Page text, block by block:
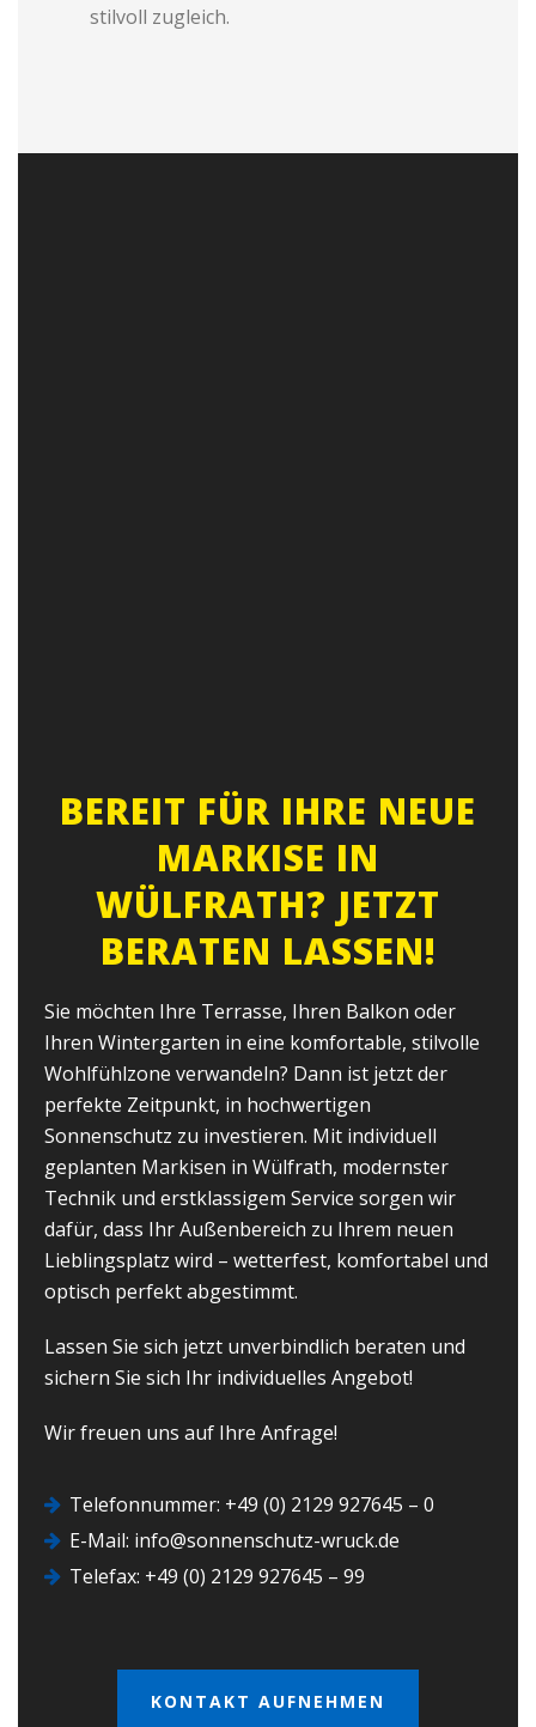
stilvoll zugleich.
BEREIT FÜR IHRE NEUE
MARKISE IN
WÜLFRATH? JETZT
BERATEN LASSEN!
Sie möchten Ihre Terrasse, Ihren Balkon oder
Ihren Wintergarten in eine komfortable, stilvolle
Wohlfühlzone verwandeln? Dann ist jetzt der
perfekte Zeitpunkt, in hochwertigen
Sonnenschutz zu investieren. Mit individuell
geplanten Markisen in Wülfrath, modernster
Technik und erstklassigem Service sorgen wir
dafür, dass Ihr Außenbereich zu Ihrem neuen
Lieblingsplatz wird – wetterfest, komfortabel und
optisch perfekt abgestimmt.
Lassen Sie sich jetzt unverbindlich beraten und
sichern Sie sich Ihr individuelles Angebot!
Wir freuen uns auf Ihre Anfrage!
Telefonnummer: +49 (0) 2129 927645 – 0
E-Mail: info@sonnenschutz-wruck.de
Telefax: +49 (0) 2129 927645 – 99
KONTAKT AUFNEHMEN